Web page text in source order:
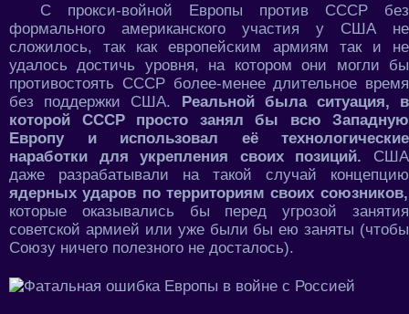
С прокси-войной Европы против СССР без
формального американского участия у США не
сложилось, так как европейским армиям так и не
удалось достичь уровня, на котором они могли бы
противостоять СССР более-менее длительное время
без поддержки США. Реальной была ситуация, в
которой СССР просто занял бы всю Западную
Европу и использовал её технологические
наработки для укрепления своих позиций. США
даже разрабатывали на такой случай концепцию
ядерных ударов по территориям своих союзников,
которые оказывались бы перед угрозой занятия
советской армией или уже были бы ею заняты (чтобы
Союзу ничего полезного не досталось).